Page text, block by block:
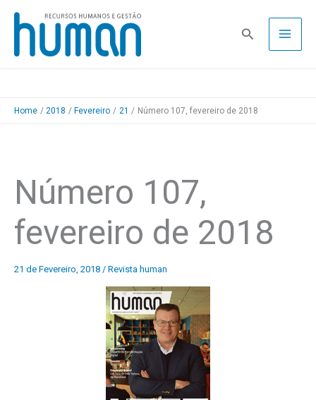
Skip
content
Pesquisa
Home 2018 Fevereiro 21 Número 107, fevereiro de 2018
Número 107,
fevereiro de 2018
21 de Fevereiro, 2018 / Revista human